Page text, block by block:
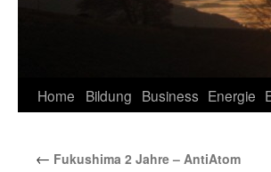
Home Bildung Business Energie
← Fukushima 2 Jahre – AntiAtom